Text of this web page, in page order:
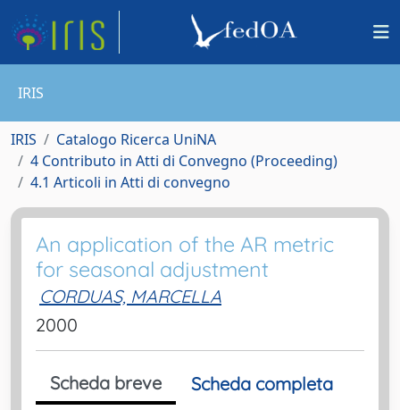
IRIS
IRIS
Catalogo Ricerca UniNA
4 Contributo in Atti di Convegno (Proceeding)
4.1 Articoli in Atti di convegno
An application of the AR metric
for seasonal adjustment
CORDUAS, MARCELLA
2000
Scheda breve
Scheda completa